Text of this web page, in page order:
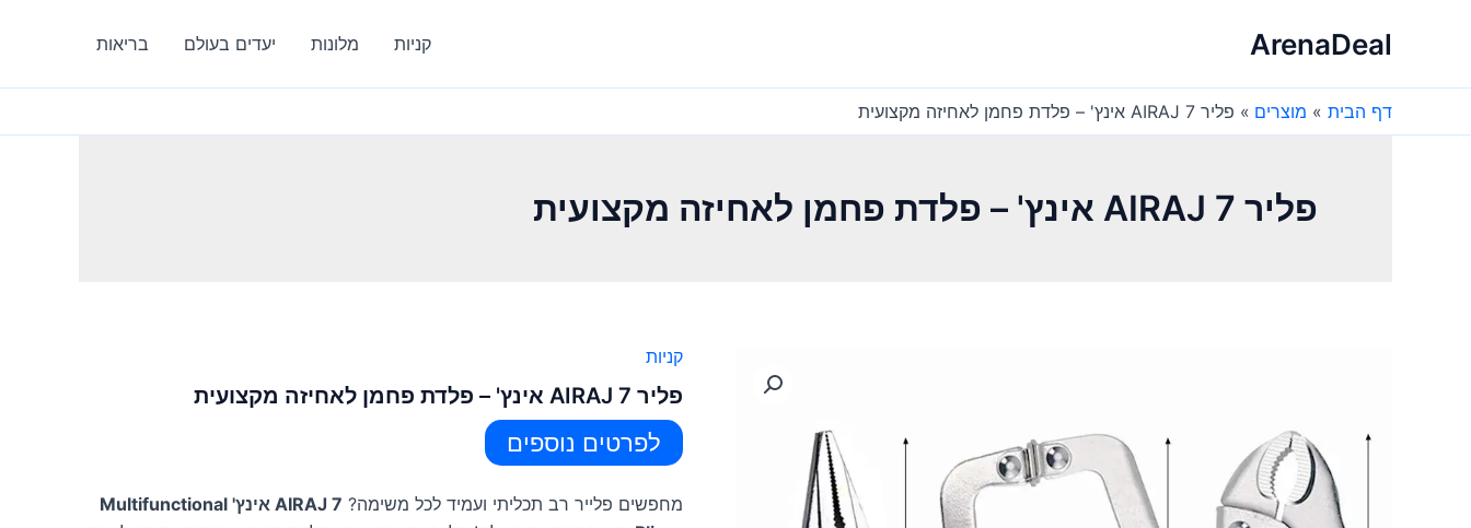
ArenaDeal קניות מלונות יעדים בעולם בריאות
דף הבית מוצרים פליר AIRAJ 7 אינץ' – פלדת פחמן לאחיזה מקצועית
פליר AIRAJ 7 אינץ' – פלדת פחמן לאחיזה מקצועית
קניות
פליר AIRAJ 7 אינץ' – פלדת פחמן לאחיזה מקצועית
לפרטים נוספים
מחפשים פלייר רב תכליתי ועמיד לכל משימה?
AIRAJ 7 אינץ' Multifunctional